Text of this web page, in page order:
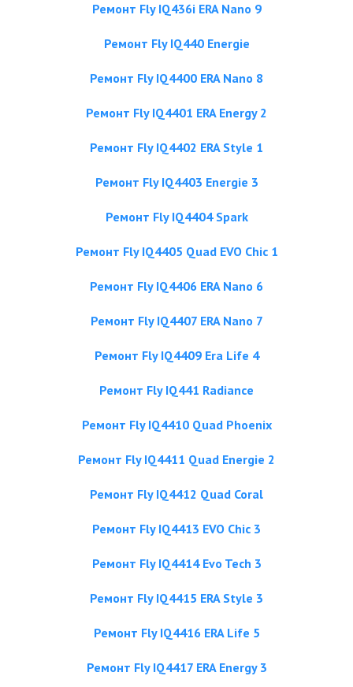
Ремонт Fly IQ436i ERA Nano 9
Ремонт Fly IQ440 Energie
Ремонт Fly IQ4400 ERA Nano 8
Ремонт Fly IQ4401 ERA Energy 2
Ремонт Fly IQ4402 ERA Style 1
Ремонт Fly IQ4403 Energie 3
Ремонт Fly IQ4404 Spark
Ремонт Fly IQ4405 Quad EVO Chiс 1
Ремонт Fly IQ4406 ERA Nano 6
Ремонт Fly IQ4407 ERA Nano 7
Ремонт Fly IQ4409 Era Life 4
Ремонт Fly IQ441 Radiance
Ремонт Fly IQ4410 Quad Phoenix
Ремонт Fly IQ4411 Quad Energie 2
Ремонт Fly IQ4412 Quad Coral
Ремонт Fly IQ4413 EVO Chic 3
Ремонт Fly IQ4414 Evo Tech 3
Ремонт Fly IQ4415 ERA Style 3
Ремонт Fly IQ4416 ERA Life 5
Ремонт Fly IQ4417 ERA Energy 3